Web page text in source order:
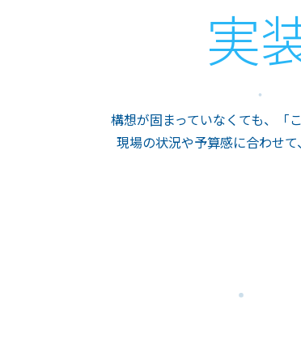
実
構想が固まっていなくても、「
現場の状況や予算感に合わせて